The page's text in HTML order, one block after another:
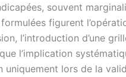
souvent
figurent
l’introduction d’une
l’implication
uniquement lors de la